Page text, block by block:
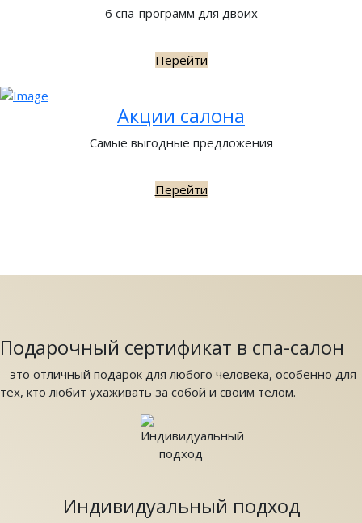
6 спа-программ для двоих
Перейти
Акции салона
Самые выгодные предложения
Перейти
Подарочный сертификат в спа-салон
– это отличный подарок для любого человека, особенно для
тех, кто любит ухаживать за собой и своим телом.
Индивидуальный подход